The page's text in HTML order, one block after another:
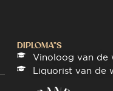
DIPLOMA"S
Vinoloog van de
Liquorist van de